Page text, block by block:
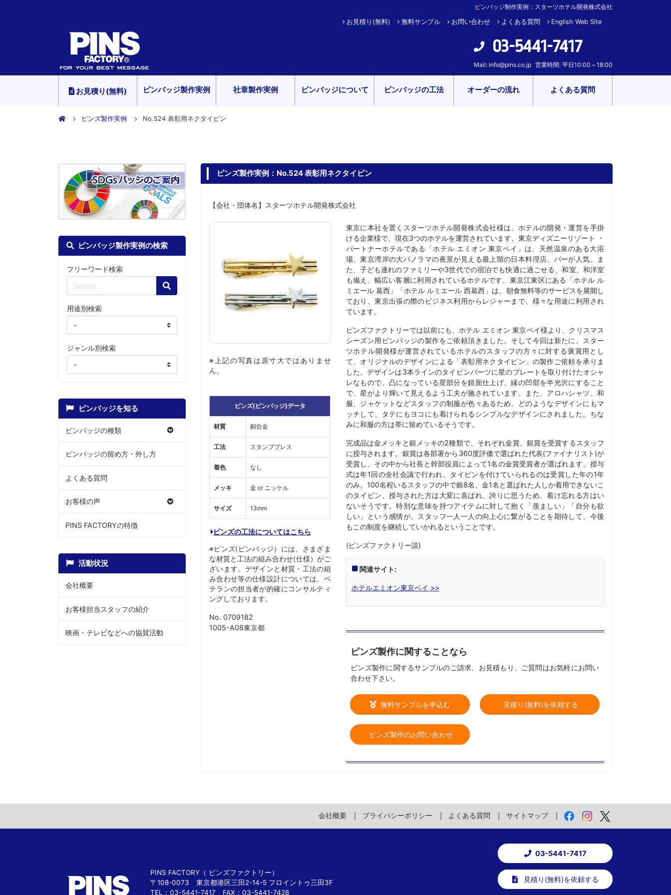
ピンバッジ制作実例：スターツホテル開発株式会社
お見積り(無料) 無料サンプル お問い合わせ よくある質問 English Web Site
03-5441-7417
Mail: info@pins.co.jp 営業時間: 平日10:00～18:00
お見積り(無料) ピンバッジ製作実例 社章製作実例 ピンバッジについて ピンバッジの工法 オーダーの流れ よくある質問
ピンズ製作実例 No.524 表彰用ネクタイピン
ピンバッジ製作実例の検索
フリーワード検索
Search
用途別検索
ジャンル別検索
ピンバッジを知る
ピンバッジの種類
ピンバッジの留め方・外し方
よくある質問
お客様の声
PINS FACTORYの特徴
活動状況
会社概要
お客様担当スタッフの紹介
映画・テレビなどへの協賛活動
ピンズ製作実例：No.524 表彰用ネクタイピン
【会社・団体名】スターツホテル開発株式会社
※上記の写真は原寸大ではありませ
ん。
ピンズ(ピンバッジ)データ
材質 銅合金
工法 スタンププレス
着色 なし
メッキ 金 or ニッケル
サイズ 13mm
ピンズの工法についてはこちら
※ピンズ(ピンバッジ）には、さまざま
な材質と工法の組み合わせ(仕様）がご
ざいます。デザインと材質・工法の組
み合わせ等の仕様設計については、ベ
テランの担当者が的確にコンサルティ
ングしております。
No. 0709182
1005-A08東京都
東京に本社を置くスターツホテル開発株式会社様は、ホテルの開発・運営を手掛
ける企業様で、現在3つのホテルを運営されています。東京ディズニーリゾート ・
パートナーホテルである「ホテル エミオン 東京ベイ」は、天然温泉のある大浴
場、東京湾岸の大パノラマの夜景が見える最上階の日本料理店、バーが人気。ま
た、子ども連れのファミリーや3世代での宿泊でも快適に過ごせる、和室、和洋室
も備え、幅広い客層に利用されているホテルです。東京江東区にある「ホテル ル
ミエール 葛西」「ホテル ルミエール 西葛西」は、朝食無料等のサービスを展開し
ており、東京出張の際のビジネス利用からレジャーまで、様々な用途に利用され
ています。
ピンズファクトリーでは以前にも、ホテル エミオン 東京ベイ様より、クリスマス
シーズン用ピンバッジの製作をご依頼頂きました。そして今回は新たに、スター
ツホテル開発様が運営されているホテルのスタッフの方々に対する褒賞用とし
て、オリジナルのデザインによる「表彰用ネクタイピン」の製作ご依頼を承りま
した。デザインは3本ラインのタイピンパーツに星のプレートを取り付けたオシャ
レなもので、凸になっている星部分を鏡面仕上げ、縁の凹部を半光沢にすること
で、星がより輝いて見えるよう工夫が施されています。また、アロハシャツ、和
服、ジャケットなどスタッフの制服が色々あるため、どのようなデザインにもマ
ッチして、タテにもヨコにも着けられるシンプルなデザインにされました。ちな
みに和服の方は帯に留めているそうです。
完成品は金メッキと銀メッキの2種類で、それぞれ金賞、銀賞を受賞するスタッフ
に授与されます。銀賞は各部署から360度評価で選ばれた代表(ファイナリスト)が
受賞し、その中から社長と幹部役員によって1名の金賞受賞者が選ばれます。授与
式は年1回の全社会議で行われ、タイピンを付けていられるのは受賞した年の1年
のみ。100名程いるスタッフの中で銀8名、金1名と選ばれた人しか着用できないこ
のタイピン、授与された方は大変に喜ばれ、誇りに思うため、着け忘れる方はい
ないそうです。特別な意味を持つアイテムに対して抱く「羨ましい」「自分も欲
しい」という感情が、スタッフ一人一人の向上心に繋がることを期待して、今後
もこの制度を継続していかれるということです。
(ピンズファクトリー談)
関連サイト:
ホテルエミオン東京ベイ >>
ピンズ製作に関することなら
ピンズ製作に関するサンプルのご請求、お見積もり、ご質問はお気軽にお問い
合わせ下さい。
無料サンプルを申込む 見積り(無料)を依頼する
ピンズ製作のお問い合わせ
会社概要 プライバシーポリシー よくある質問 サイトマップ
PINS FACTORY（ ピンズファクトリー）
〒108-0073 東京都港区三田2-14-5 フロイントゥ三田3F
TEL：03-5441-7417 FAX：03-5441-7428
03-5441-7417
見積り(無料)を依頼する